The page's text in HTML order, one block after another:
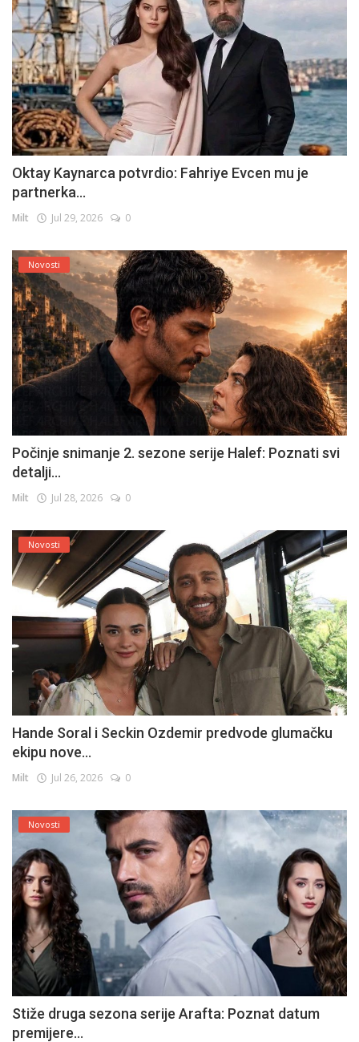
Oktay Kaynarca potvrdio: Fahriye Evcen mu je
partnerka...
Milt Jul 29, 2026 0
Novosti
Počinje snimanje 2. sezone serije Halef: Poznati svi
detalji...
Milt Jul 28, 2026 0
Novosti
Hande Soral i Seckin Ozdemir predvode glumačku
ekipu nove...
Milt Jul 26, 2026 0
Novosti
Stiže druga sezona serije Arafta: Poznat datum
premijere...